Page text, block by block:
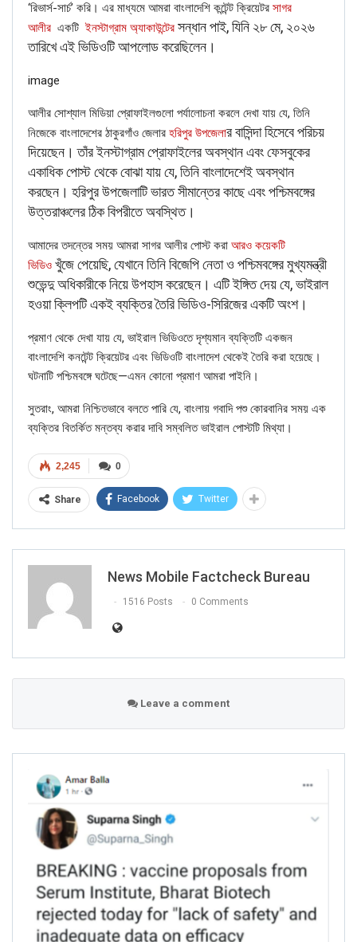
that the viral clip has been taken from the same movie.
to a movie.
If you want to fact-check any story,
WhatsApp it now on +91 88268 00707
FAKE NEWS BUSTER
Phone
Picture/video
Picture/video url
Description
‘রিভার্স-সার্চ’ করি। এর মাধ্যমে আমরা বাংলাদেশি কন্টেন্ট ক্রিয়েটর সাগর
আলীর একটি ইনস্টাগ্রাম অ্যাকাউন্টের সন্ধান পাই, যিনি ২৮ মে, ২০২৬
তারিখে এই ভিডিওটি আপলোড করেছিলেন।
image
আলীর সোশ্যাল মিডিয়া প্রোফাইলগুলো পর্যালোচনা করলে দেখা যায় যে, তিনি
নিজেকে বাংলাদেশের ঠাকুরগাঁও জেলার হরিপুর উপজেলার বাসিন্দা হিসেবে পরিচয়
দিয়েছেন। তাঁর ইনস্টাগ্রাম প্রোফাইলের অবস্থান এবং ফেসবুকের
একাধিক পোস্ট থেকে বোঝা যায় যে, তিনি বাংলাদেশেই অবস্থান
করছেন। হরিপুর উপজেলাটি ভারত সীমান্তের কাছে এবং পশ্চিমবঙ্গের
উত্তরাঞ্চলের ঠিক বিপরীতে অবস্থিত।
আমাদের তদন্তের সময় আমরা সাগর আলীর পোস্ট করা আরও কয়েকটি
ভিডিও খুঁজে পেয়েছি, যেখানে তিনি বিজেপি নেতা ও পশ্চিমবঙ্গের মুখ্যমন্ত্রী
শুভেন্দু অধিকারীকে নিয়ে উপহাস করেছেন। এটি ইঙ্গিত দেয় যে, ভাইরাল
হওয়া ক্লিপটি একই ব্যক্তির তৈরি ভিডিও-সিরিজের একটি অংশ।
প্রমাণ থেকে দেখা যায় যে, ভাইরাল ভিডিওতে দৃশ্যমান ব্যক্তিটি একজন
বাংলাদেশি কনটেন্ট ক্রিয়েটর এবং ভিডিওটি বাংলাদেশ থেকেই তৈরি করা হয়েছে।
ঘটনাটি পশ্চিমবঙ্গে ঘটেছে—এমন কোনো প্রমাণ আমরা পাইনি।
সুতরাং, আমরা নিশ্চিতভাবে বলতে পারি যে, বাংলায় গবাদি পশু কোরবানির সময় এক
ব্যক্তির বিতর্কিত মন্তব্য করার দাবি সম্বলিত ভাইরাল পোস্টটি মিথ্যা।
0
2,245
Share Facebook Twitter
News Mobile Factcheck Bureau
1516 Posts 0 Comments
Leave a comment